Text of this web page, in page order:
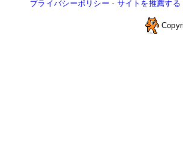
プライバシーポリシー - サイトを推薦する